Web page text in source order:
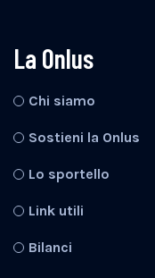
La Onlus
Chi siamo
Sostieni la Onlus
Lo sportello
Link utili
Bilanci